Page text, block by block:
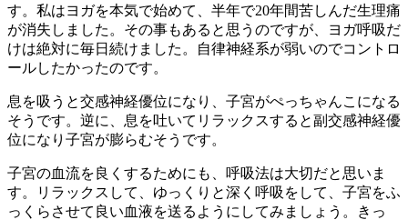
す。私はヨガを本気で始めて、半年で20年間苦しんだ生理痛
が消失しました。その事もあると思うのですが、ヨガ呼吸だ
けは絶対に毎日続けました。自律神経系が弱いのでコントロ
ールしたかったのです。
息を吸うと交感神経優位になり、子宮がぺっちゃんこになる
そうです。逆に、息を吐いてリラックスすると副交感神経優
位になり子宮が膨らむそうです。
子宮の血流を良くするためにも、呼吸法は大切だと思いま
す。リラックスして、ゆっくりと深く呼吸をして、子宮をふ
っくらさせて良い血液を送るようにしてみましょう。きっ